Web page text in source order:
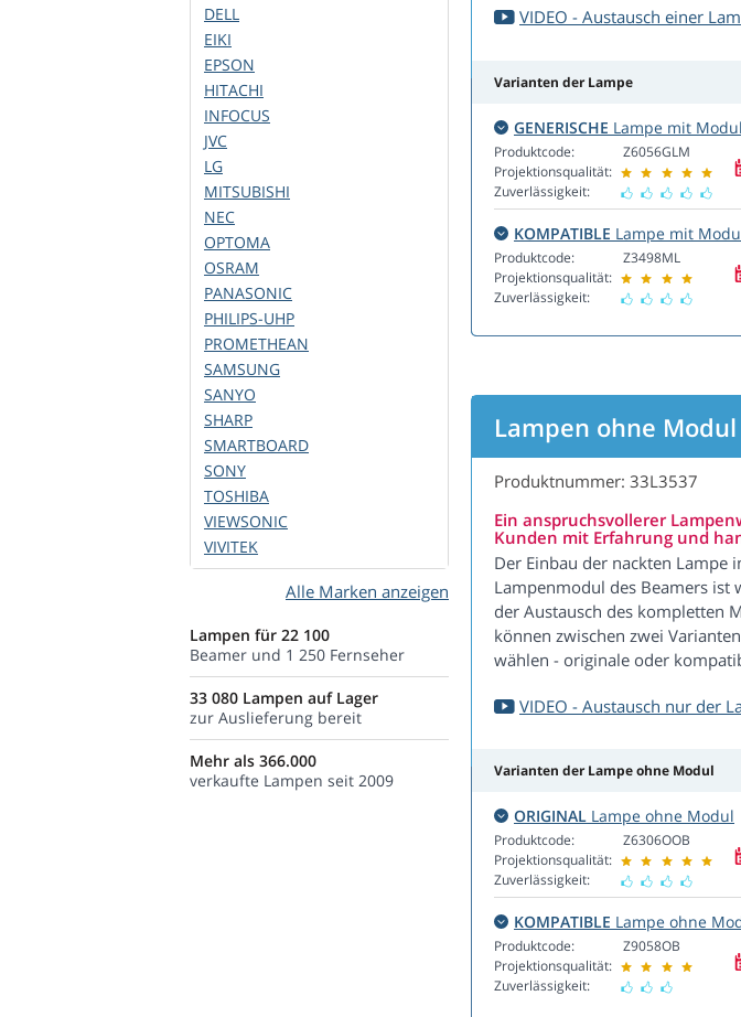
VIDEO - Austausch einer
Varianten der Lampe
GENERISCHE Lampe mit Modul
Produktcode:
Projektionsqualität:
Zuverlässigkeit:
Z6056GLM
KOMPATIBLE Lampe mit
Produktcode:
Projektionsqualität:
Zuverlässigkeit:
Z3498ML
Lampen ohne Modul
Produktnummer: 33L3537
Ein anspruchsvollerer
Kunden mit Erfahrung und
Der Einbau der nackten Lampe
Lampenmodul des Beamers ist
der Austausch des kompletten
können zwischen zwei
wählen - originale oder
VIDEO - Austausch nur der
Varianten der Lampe ohne Modul
ORIGINAL Lampe ohne Modul
Produktcode:
Projektionsqualität:
Zuverlässigkeit:
Z6306OOB
KOMPATIBLE Lampe ohne
Produktcode:
Projektionsqualität:
Zuverlässigkeit:
Z9058OB
DELL
EIKI
EPSON
HITACHI
INFOCUS
JVC
LG
MITSUBISHI
NEC
OPTOMA
OSRAM
PANASONIC
PHILIPS-UHP
PROMETHEAN
SAMSUNG
SANYO
SHARP
SMARTBOARD
SONY
TOSHIBA
VIEWSONIC
VIVITEK
Alle Marken anzeigen
Lampen für 22 100
Beamer und 1 250 Fernseher
33 080 Lampen auf Lager
zur Auslieferung bereit
Mehr als 366.000
verkaufte Lampen seit 2009